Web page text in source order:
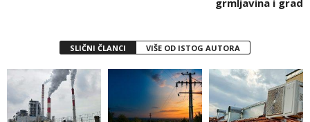
SLIČNI ČLANCI VIŠE OD ISTOG AUTORA